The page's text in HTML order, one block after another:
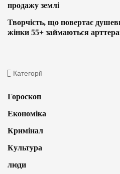
продажу землі
Творчість, що повертає
жінки 55+ займаються
Категорії
Гороскоп
Економіка
Кримінал
Культура
люди